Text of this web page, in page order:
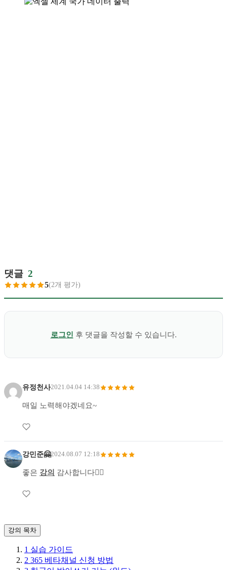
댓글 2
5(2개 평가)
로그인 후 댓글을 작성할 수 있습니다.
유정천사2021.04.04 14:38
매일 노력해야겠네요~
강민준🤗2024.08.07 12:18
좋은 강의 감사합니다🙇‍♂️
강의 목차
1 실습 가이드
2 365 베타채널 신청 방법